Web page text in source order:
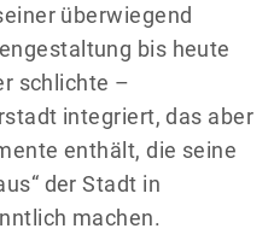
überwiegend
bis heute
schlichte –
integriert, das aber
enthält, die seine
der Stadt in
machen.